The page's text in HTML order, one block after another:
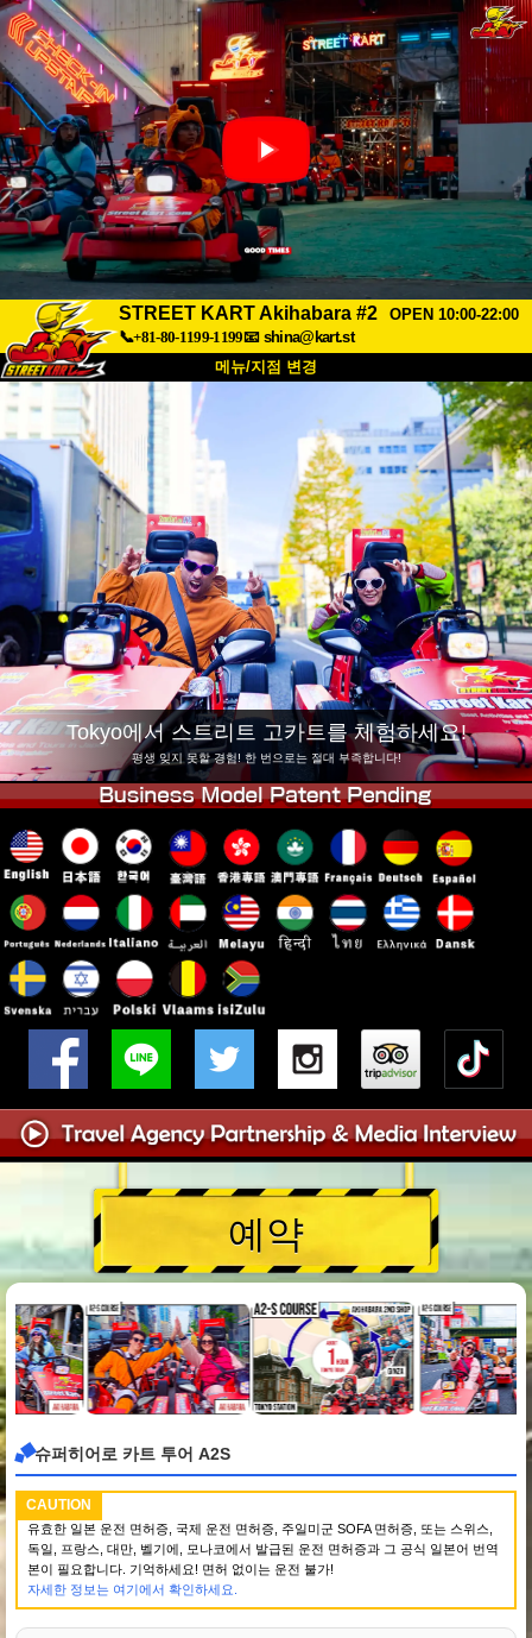
STREET KART Akihabara #2
OPEN 10:00-22:00
📞+81-80-1199-1199📧 shina@kart.st
메뉴/지점 변경
소개 가격
접근성 고객 리뷰 자주 묻는 질문
회사 정보 예약
지점 변경
도쿄 시나가와 #1 도쿄 아키하바라#1
도쿄 아키하바라#2 도쿄 시부야
도쿄 시부야 애넥스 도쿄 베이
도쿄 아사쿠사 오사카
오키나와
Tokyo에서 스트리트 고카트를 체험하세요!
평생 잊지 못할 경험! 한 번으로는 절대 부족합니다!
예약
슈퍼히어로 카트 투어 A2S
CAUTION
유효한 일본 운전 면허증, 국제 운전 면허증, 주일미군 SOFA 면허증, 또는 스위스,
독일, 프랑스, 대만, 벨기에, 모나코에서 발급된 운전 면허증과 그 공식 일본어 번역
본이 필요합니다. 기억하세요! 면허 없이는 운전 불가!
자세한 정보는 여기에서 확인하세요.